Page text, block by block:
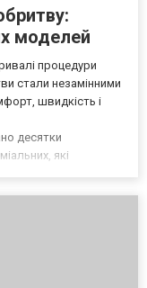
моделей
процедури
стали незамінними
швидкість і
десятки
які